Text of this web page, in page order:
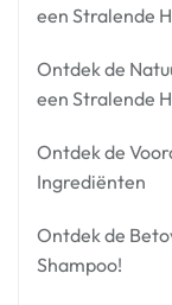
een Stralende
Ontdek de
een Stralende
Ontdek de
Ingrediënten
Ontdek de
Shampoo!